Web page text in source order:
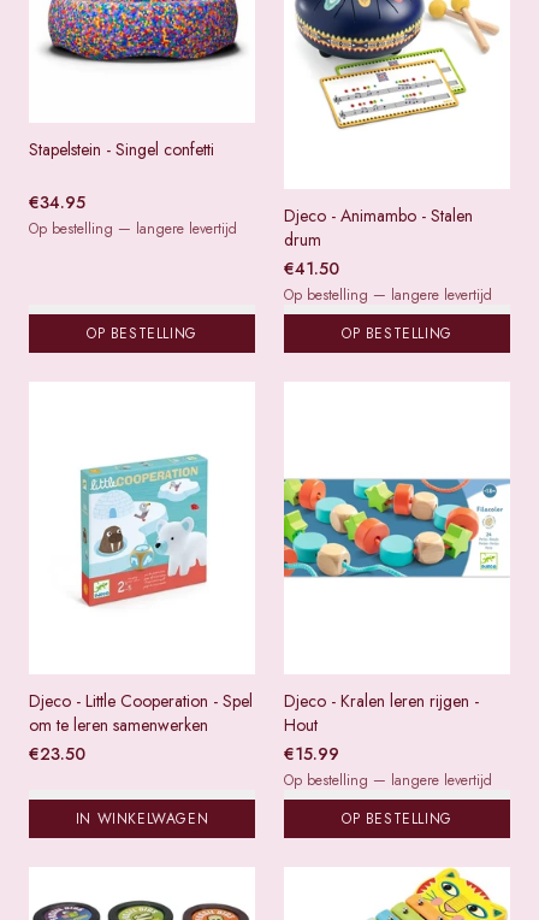
Stapelstein - Singel confetti
€34.95
Op bestelling — langere levertijd
OP BESTELLING
Djeco - Animambo - Stalen
drum
€41.50
Op bestelling — langere levertijd
OP BESTELLING
Djeco - Little Cooperation - Spel
om te leren samenwerken
€23.50
IN WINKELWAGEN
Djeco - Kralen leren rijgen -
Hout
€15.99
Op bestelling — langere levertijd
OP BESTELLING